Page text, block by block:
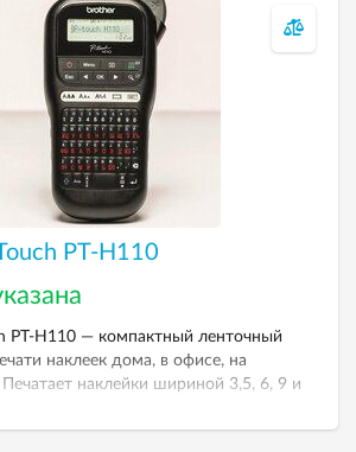
PT-H110
PT-H110 — компактный ленточный
наклеек дома, в офисе, на
Печатает наклейки шириной 3,5, 6, 9 и